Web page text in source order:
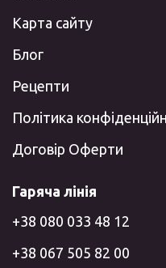
Карта сайту
Блог
Рецепти
Політика
Договір Оферти
Гаряча лінія
+38 080 033 48 12
+38 067 505 82 00